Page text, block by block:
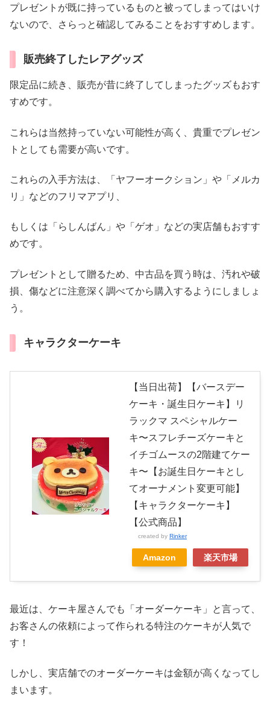
プレゼントが既に持っているものと被ってしまってはいけ
ないので、さらっと確認してみることをおすすめします。
販売終了したレアグッズ
限定品に続き、販売が昔に終了してしまったグッズもおす
すめです。
これらは当然持っていない可能性が高く、貴重でプレゼン
トとしても需要が高いです。
これらの入手方法は、「ヤフーオークション」や「メルカ
リ」などのフリマアプリ、
もしくは「らしんばん」や「ゲオ」などの実店舗もおすす
めです。
プレゼントとして贈るため、中古品を買う時は、汚れや破
損、傷などに注意深く調べてから購入するようにしましょ
う。
キャラクターケーキ
【当日出荷】【バースデー
ケーキ・誕生日ケーキ】リ
ラックマ スペシャルケー
キ〜スフレチーズケーキと
イチゴムースの2階建てケー
キ〜【お誕生日ケーキとし
てオーナメント変更可能】
【キャラクターケーキ】
【公式商品】
created by Rinker
Amazon 楽天市場
最近は、ケーキ屋さんでも「オーダーケーキ」と言って、
お客さんの依頼によって作られる特注のケーキが人気で
す！
しかし、実店舗でのオーダーケーキは金額が高くなってし
まいます。